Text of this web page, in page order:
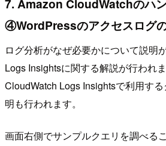
7. Amazon CloudWatchのハ
④WordPressのアクセスログ
ログ分析がなぜ必要かについて説明
Logs Insightsに関する解説が行われま
CloudWatch Logs Insightsで利用す
明も行われます。
画面右側でサンプルクエリを調べる